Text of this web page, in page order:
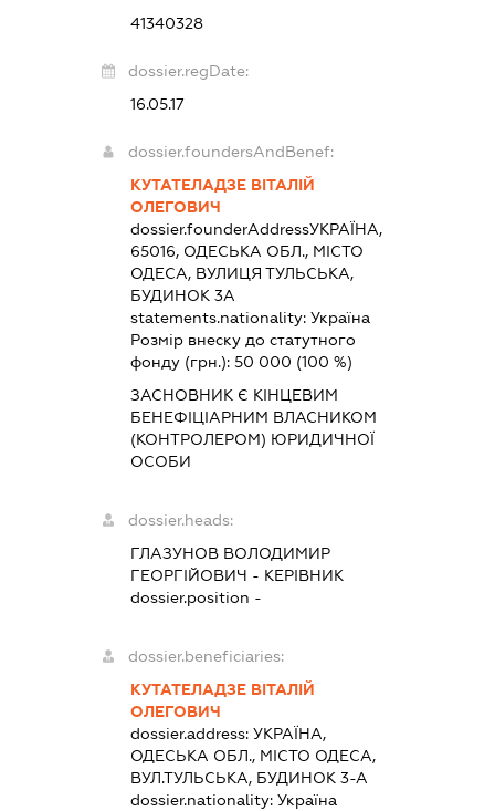
41340328
dossier.regDate:
16.05.17
dossier.foundersAndBenef:
КУТАТЕЛАДЗЕ ВІТАЛІЙ
ОЛЕГОВИЧ
dossier.founderAddressУКРАЇНА,
65016, ОДЕСЬКА ОБЛ., МІСТО
ОДЕСА, ВУЛИЦЯ ТУЛЬСЬКА,
БУДИНОК 3А
statements.nationality: Україна
Розмір внеску до статутного
фонду (грн.): 50 000 (100 %)
ЗАСНОВНИК Є КІНЦЕВИМ
БЕНЕФІЦІАРНИМ ВЛАСНИКОМ
(КОНТРОЛЕРОМ) ЮРИДИЧНОЇ
ОСОБИ
dossier.heads:
ГЛАЗУНОВ ВОЛОДИМИР
ГЕОРГІЙОВИЧ - КЕРІВНИК
dossier.position -
dossier.beneficiaries:
КУТАТЕЛАДЗЕ ВІТАЛІЙ
ОЛЕГОВИЧ
dossier.address: УКРАЇНА,
ОДЕСЬКА ОБЛ., МІСТО ОДЕСА,
ВУЛ.ТУЛЬСЬКА, БУДИНОК 3-А
dossier.nationality: Україна